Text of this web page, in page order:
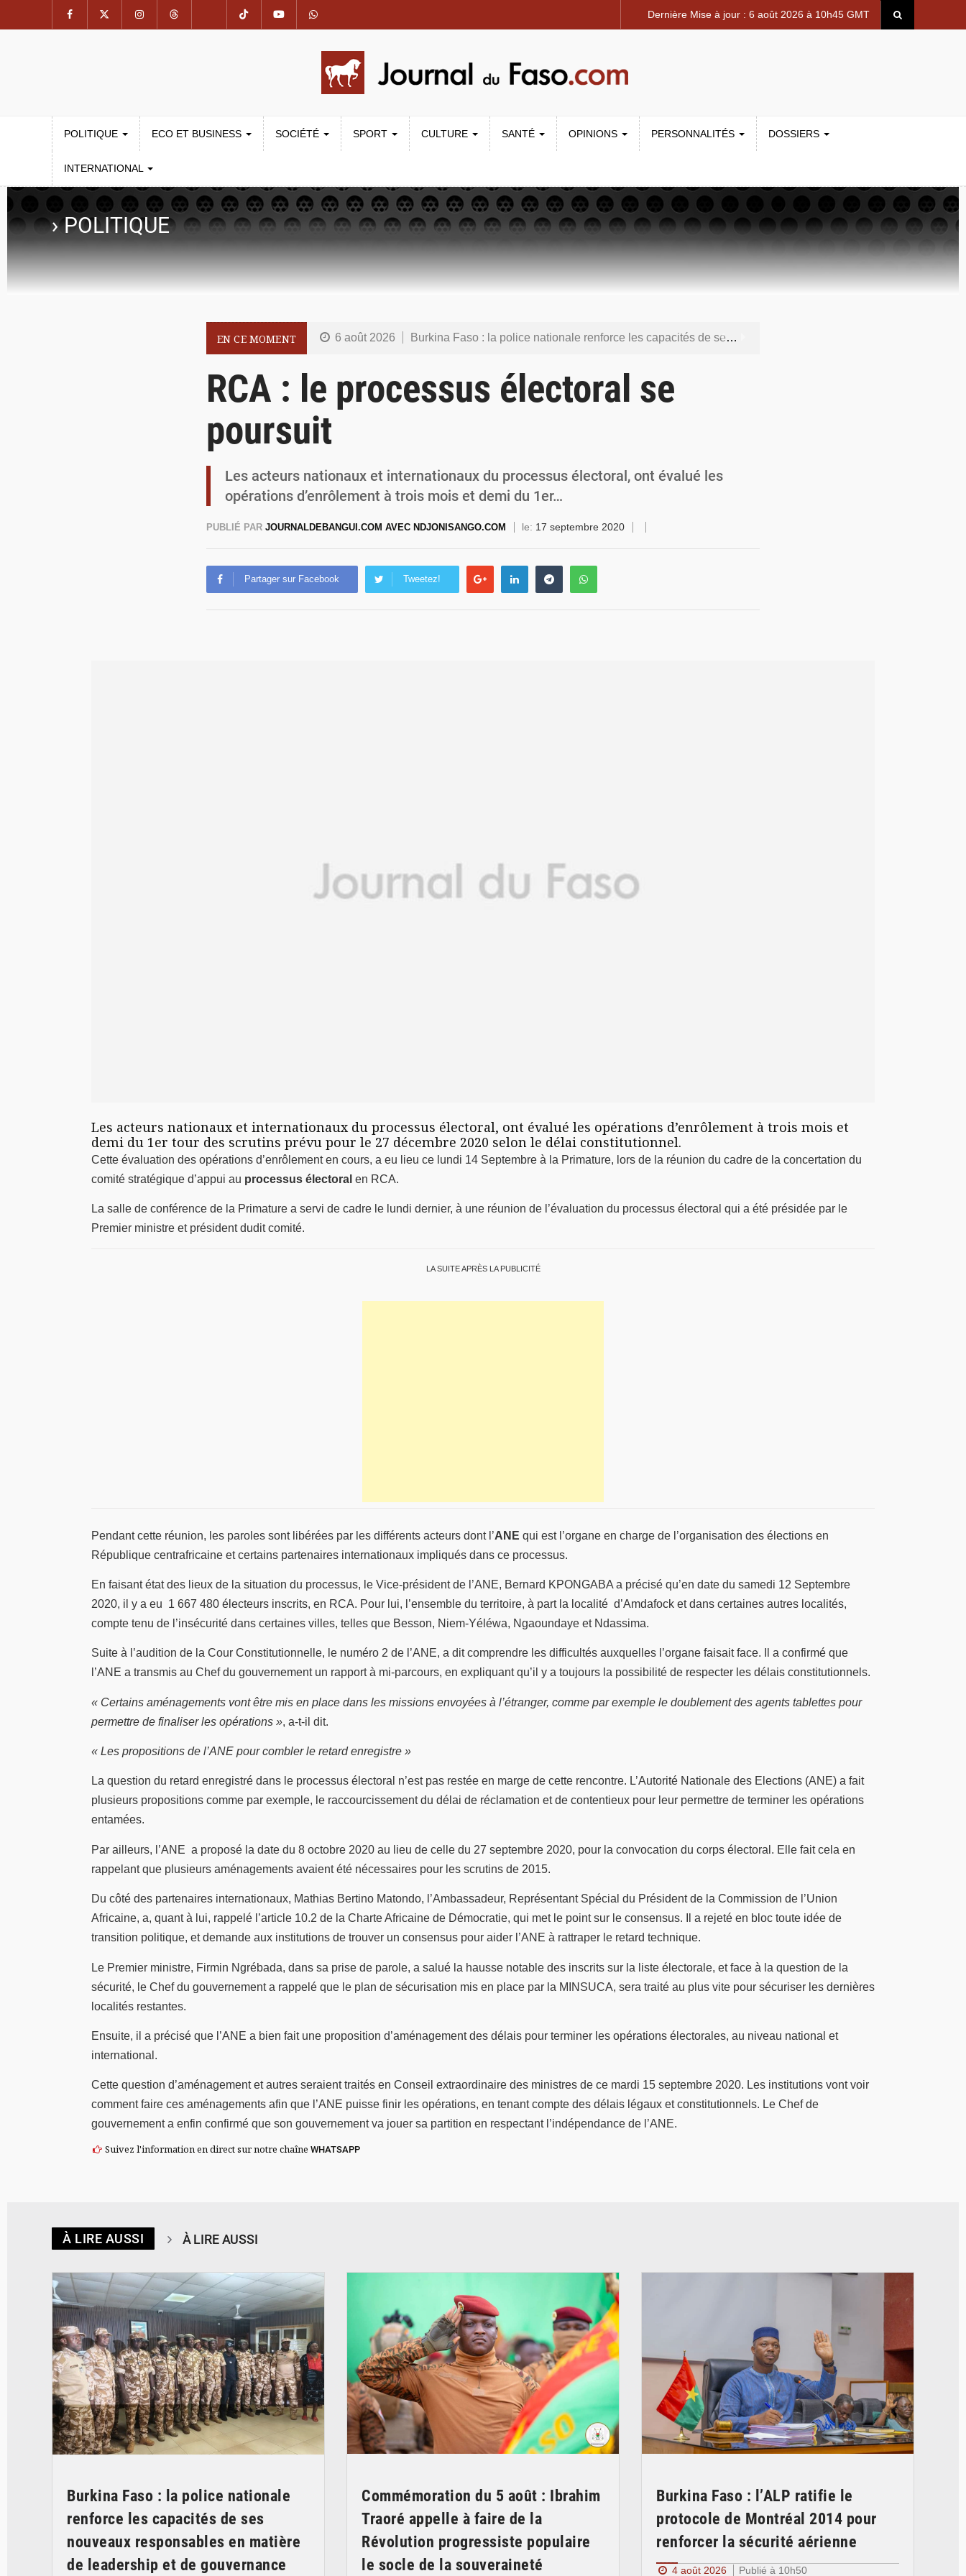
Dernière Mise à jour : 6 août 2026 à 10h45 GMT
POLITIQUE ECO ET BUSINESS SOCIÉTÉ SPORT CULTURE SANTÉ OPINIONS PERSONNALITÉS DOSSIERS
INTERNATIONAL
›POLITIQUE
EN CE MOMENT 6 août 2026 Burkina Faso : la police nationale renforce les capacités de ses nouveaux responsables en matière de leadership et de gouvernance sécuritaire
4 août 2026 Burkina Faso : l’ALP ratifie le protocole de Montréal 2014 pour renforcer la sécurité aérienne
RCA : le processus électoral se
poursuit
Les acteurs nationaux et internationaux du processus électoral, ont évalué les
opérations d’enrôlement à trois mois et demi du 1er…
PUBLIÉ PAR JOURNALDEBANGUI.COM AVEC NDJONISANGO.COM le: 17 septembre 2020
Partager sur Facebook Tweetez!
Les acteurs nationaux et internationaux du processus électoral, ont évalué les opérations d’enrôlement à trois mois et
demi du 1er tour des scrutins prévu pour le 27 décembre 2020 selon le délai constitutionnel.
Cette évaluation des opérations d’enrôlement en cours, a eu lieu ce lundi 14 Septembre à la Primature, lors de la réunion du cadre de la concertation du
comité stratégique d’appui au processus électoral en RCA.
La salle de conférence de la Primature a servi de cadre le lundi dernier, à une réunion de l’évaluation du processus électoral qui a été présidée par le
Premier ministre et président dudit comité.
LA SUITE APRÈS LA PUBLICITÉ
Pendant cette réunion, les paroles sont libérées par les différents acteurs dont l’ANE qui est l’organe en charge de l’organisation des élections en
République centrafricaine et certains partenaires internationaux impliqués dans ce processus.
En faisant état des lieux de la situation du processus, le Vice-président de l’ANE, Bernard KPONGABA a précisé qu’en date du samedi 12 Septembre
2020, il y a eu 1 667 480 électeurs inscrits, en RCA. Pour lui, l’ensemble du territoire, à part la localité d’Amdafock et dans certaines autres localités,
compte tenu de l’insécurité dans certaines villes, telles que Besson, Niem-Yéléwa, Ngaoundaye et Ndassima.
Suite à l’audition de la Cour Constitutionnelle, le numéro 2 de l’ANE, a dit comprendre les difficultés auxquelles l’organe faisait face. Il a confirmé que
l’ANE a transmis au Chef du gouvernement un rapport à mi-parcours, en expliquant qu’il y a toujours la possibilité de respecter les délais constitutionnels.
« Certains aménagements vont être mis en place dans les missions envoyées à l’étranger, comme par exemple le doublement des agents tablettes pour
permettre de finaliser les opérations », a-t-il dit.
« Les propositions de l’ANE pour combler le retard enregistre »
La question du retard enregistré dans le processus électoral n’est pas restée en marge de cette rencontre. L’Autorité Nationale des Elections (ANE) a fait
plusieurs propositions comme par exemple, le raccourcissement du délai de réclamation et de contentieux pour leur permettre de terminer les opérations
entamées.
Par ailleurs, l’ANE a proposé la date du 8 octobre 2020 au lieu de celle du 27 septembre 2020, pour la convocation du corps électoral. Elle fait cela en
rappelant que plusieurs aménagements avaient été nécessaires pour les scrutins de 2015.
Du côté des partenaires internationaux, Mathias Bertino Matondo, l’Ambassadeur, Représentant Spécial du Président de la Commission de l’Union
Africaine, a, quant à lui, rappelé l’article 10.2 de la Charte Africaine de Démocratie, qui met le point sur le consensus. Il a rejeté en bloc toute idée de
transition politique, et demande aux institutions de trouver un consensus pour aider l’ANE à rattraper le retard technique.
Le Premier ministre, Firmin Ngrébada, dans sa prise de parole, a salué la hausse notable des inscrits sur la liste électorale, et face à la question de la
sécurité, le Chef du gouvernement a rappelé que le plan de sécurisation mis en place par la MINSUCA, sera traité au plus vite pour sécuriser les dernières
localités restantes.
Ensuite, il a précisé que l’ANE a bien fait une proposition d’aménagement des délais pour terminer les opérations électorales, au niveau national et
international.
Cette question d’aménagement et autres seraient traités en Conseil extraordinaire des ministres de ce mardi 15 septembre 2020. Les institutions vont voir
comment faire ces aménagements afin que l’ANE puisse finir les opérations, en tenant compte des délais légaux et constitutionnels. Le Chef de
gouvernement a enfin confirmé que son gouvernement va jouer sa partition en respectant l’indépendance de l’ANE.
Suivez l'information en direct sur notre chaîneWHATSAPP
À LIRE AUSSI À LIRE AUSSI
Burkina Faso : la police nationale
renforce les capacités de ses
nouveaux responsables en matière
de leadership et de gouvernance
Commémoration du 5 août : Ibrahim
Traoré appelle à faire de la
Révolution progressiste populaire
le socle de la souveraineté
Burkina Faso : l’ALP ratifie le
protocole de Montréal 2014 pour
renforcer la sécurité aérienne
4 août 2026 Publié à 10h50